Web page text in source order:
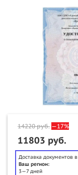
14220руб. —17%
11803 руб.
Доставка документов в
Ваш регион:
3—7 дней